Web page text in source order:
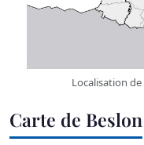
Localisation de
Carte de Beslon